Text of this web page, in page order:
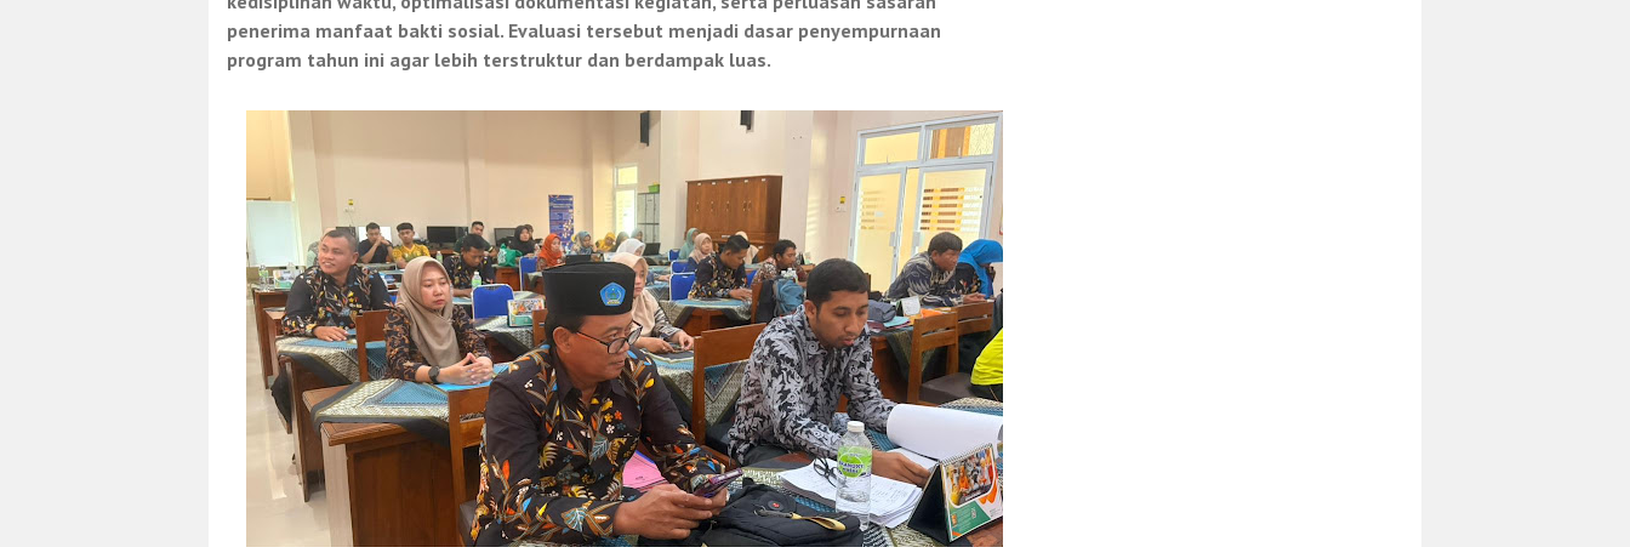
penerima manfaat bakti sosial. Evaluasi tersebut menjadi dasar penyempurnaan
program tahun ini agar lebih terstruktur dan berdampak luas.